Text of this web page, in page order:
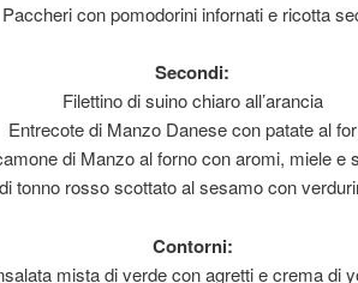
Paccheri con pomodorini infornati e ricotta
Secondi:
Filettino di suino chiaro all’arancia
Entrecote di Manzo Danese con patate al
di Manzo al forno con aromi, miele e
tonno rosso scottato al sesamo con
Contorni:
mista di verde con agretti e crema di